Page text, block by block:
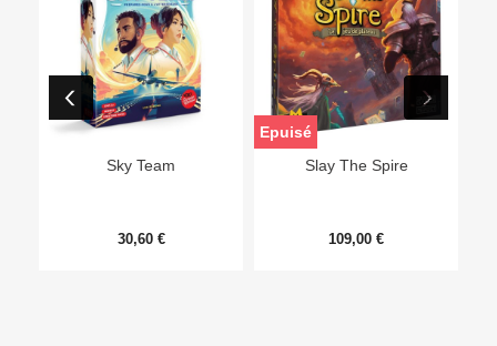
Sky Team
30,60 €
Slay The Spire
109,00 €
Epuisé